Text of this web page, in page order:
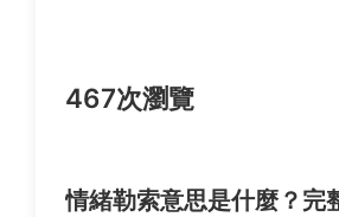
467次瀏覽
情緒勒索意思是什麼？完